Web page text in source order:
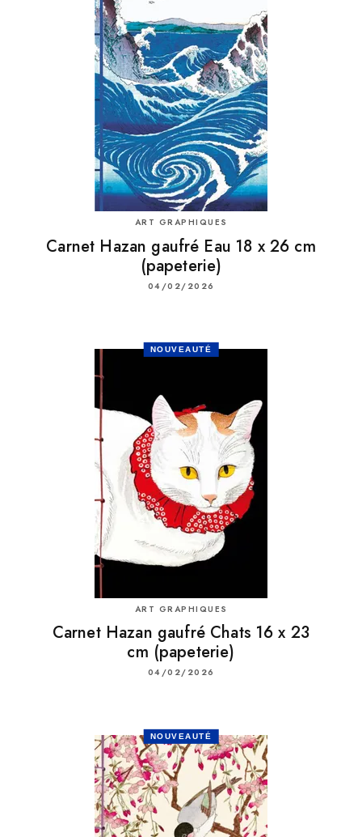
ART GRAPHIQUES
Carnet Hazan gaufré Eau 18 x 26 cm
(papeterie)
04/02/2026
NOUVEAUTÉ
ART GRAPHIQUES
Carnet Hazan gaufré Chats 16 x 23
cm (papeterie)
04/02/2026
NOUVEAUTÉ